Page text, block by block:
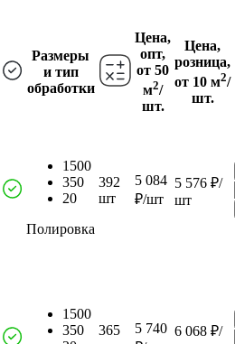
Размеры
и тип
обработки
Цена,
опт,
от 50
м2/
шт.
Цена,
розница,
от 10 м2/
шт.
1500
350
20
Полировка
392
шт
5 084
₽/шт
5 576 ₽/
шт
1500
350
365
5 740 6 068 ₽/